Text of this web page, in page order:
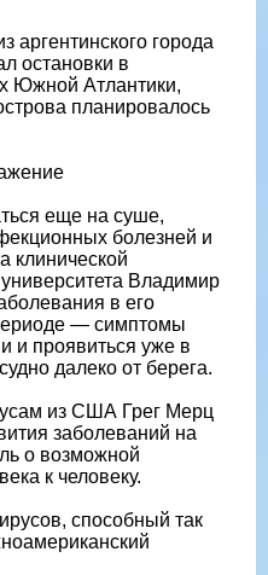
аргентинского города
остановки в
Южной Атлантики,
планировалось
еще на суше,
болезней и
клинической
Владимир
в его
— симптомы
и проявиться уже в
далеко от берега.
из США Грег Мерц
заболеваний на
о возможной
к человеку.
способный так